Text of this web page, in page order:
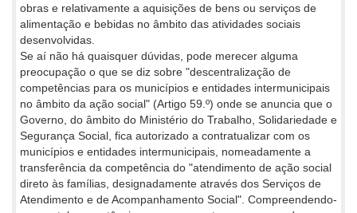
obras e relativamente a aquisições de bens ou serviços de
alimentação e bebidas no âmbito das atividades sociais
desenvolvidas.
Se aí não há quaisquer dúvidas, pode merecer alguma
preocupação o que se diz sobre "descentralização de
competências para os municípios e entidades intermunicipais
no âmbito da ação social" (Artigo 59.º) onde se anuncia que o
Governo, do âmbito do Ministério do Trabalho, Solidariedade e
Segurança Social, fica autorizado a contratualizar com os
municípios e entidades intermunicipais, nomeadamente a
transferência da competência do "atendimento de ação social
direto às famílias, designadamente através dos Serviços de
Atendimento e de Acompanhamento Social". Compreendendo-